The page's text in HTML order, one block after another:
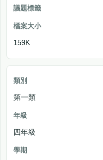
159K
第一類
四年級